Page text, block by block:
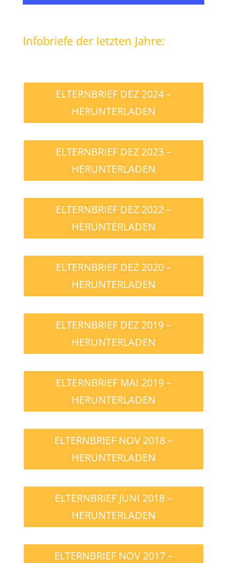
Infobriefe der letzten Jahre:
ELTERNBRIEF DEZ 2024 –
HERUNTERLADEN
ELTERNBRIEF DEZ 2023 –
HERUNTERLADEN
ELTERNBRIEF DEZ 2022 –
HERUNTERLADEN
ELTERNBRIEF DEZ 2020 –
HERUNTERLADEN
ELTERNBRIEF DEZ 2019 –
HERUNTERLADEN
ELTERNBRIEF MAI 2019 –
HERUNTERLADEN
ELTERNBRIEF NOV 2018 –
HERUNTERLADEN
ELTERNBRIEF JUNI 2018 –
HERUNTERLADEN
ELTERNBRIEF NOV 2017 –